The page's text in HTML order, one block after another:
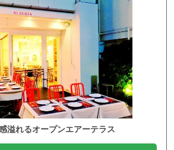
溢れるオープンエアーテラス